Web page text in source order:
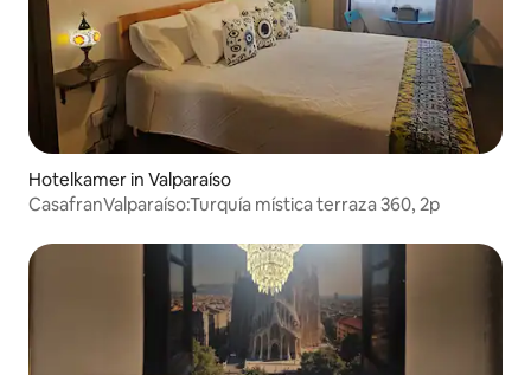
Hotelkamer in Valparaíso
CasafranValparaíso:Turquía mística terraza 360, 2p